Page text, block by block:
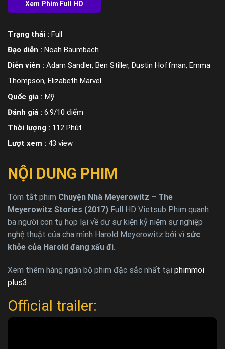
Trạng thái : Full
Đạo diễn : Noah Baumbach
Diễn viên : Adam Sandler, Ben Stiller, Dustin Hoffman, Emma
Thompson, Elizabeth Marvel
Quốc gia : Mỹ
Đánh giá : 6.9/10 điểm
Thời lượng : 112 Phút
Lượt xem : 43 view
NỘI DUNG PHIM
Tóm tắt phim Chuyện Nhà Meyerowitz – The
Meyerowitz Stories (2017) Full HD Vietsub Phim quanh
ba người con tụ họp lại về dự sự kiện kỷ niệm sự nghiệp
nghệ thuật của cha mình Harold Meyerowitz bởi vì sức
khỏe của Harold đang xấu đi.
Xem thêm hàng ngàn bộ phim đặc sắc nhất tại phimmoi
plus3
Official trailer: